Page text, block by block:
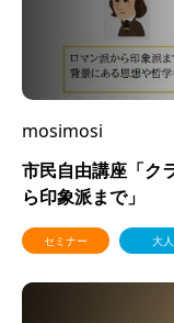
mosimosi
市民自由講座「ク
ら印象派まで」
セミナー 大人